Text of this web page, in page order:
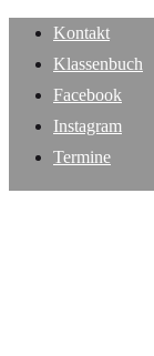
Kontakt
Klassenbuch
Facebook
Instagram
Termine